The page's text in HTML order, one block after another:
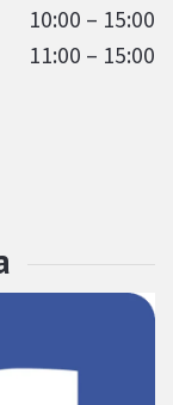
10:00 – 15:00
11:00 – 15:00